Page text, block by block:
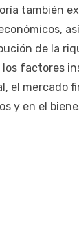
también
de la
factores
el mercado
y en el